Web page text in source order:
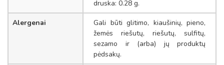
druska: 0.28 g.
Alergenai
Gali būti glitimo, kiaušinių, pieno,
žemės riešutų, riešutų, sulfitų,
sezamo ir (arba) jų produktų
pėdsakų.